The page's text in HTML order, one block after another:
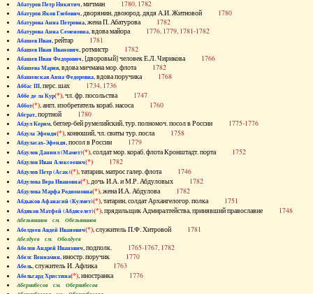
Абатуров Петр Никитич, мичман 1780, 1782
Абатуров Яков Глебович, дворянин, двоюрод. дядя А.И. Житновой 1780
Абатурова Анна Петровна, жена П. Абатурова 1782
Абатурова Анна Семеновна, вдова майора 1776, 1779, 1781-1782
Абашев Иван, рейтар 1781
Абашев Иван Иванович, ротмистр 1782
Абашев Иван Федорович, [дворовый] человек Е.Л. Чирикова 1766
Абашева Мария, вдова мичмана мор. флота 1782
Абашевская Анна Федоровна, вдова поручика 1768
Аббас III, перс. шах 1734, 1736
Аббе де ла Кур(*), чл. фр. посольства 1747
Аббот(*), англ. изобретатель кораб. насоса 1760
Абграт, портной 1780
Абдул Керим, беглер-бей румелийский, тур. полномоч. посол в России 1775-1776
Абдула Эфенди(*), конюший, чл. свиты тур. посла 1758
Абдуласах-Эфенди, посол в России 1779
Абдулов Даниил (Мамет)(*), солдат мор. кораб. флота Кронштадт. порта 1752
Абдулов Иван Алексеевич(*) 1782
Абдулов Петр (Асак)(*), татарин, матрос галер. флота 1746
Абдулова Вера Ивановна(*), дочь И.А. и М.Р. Абдуловых 1782
Абдулова Марфа Родионовна(*), жена И.А. Абдулова 1782
Абдыков Афанасий (Кулмет)(*), татарин, солдат Архангелогор. полка 1751
Абдяков Матфей (Абдяселет)(*), прядильщик Адмиралтейства, принявший православие 1748
Абезьянинов см. Обезьянинов
Абелдеев Авдей Иванович(*), служитель П.Ф. Хитровой 1781
Абелдуев см. Оболдуев
Абелов Андрей Иванович, подполк. 1765-1767, 1782
Абелс Вениамин, иностр. поручик 1770
Абель, служитель И. Афлика 1763
Абельгард Христина(*), иностранка 1776
Абернибесов см. Обернибесов